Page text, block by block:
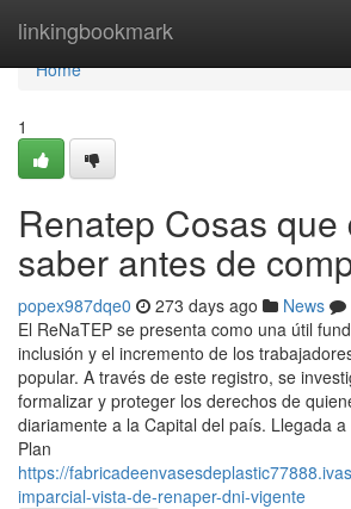
linkingbookmark
Home
Home
1
Renatep Cosas que
saber antes de
popex987dqe0 273 days ago News
El⁣ ReNaTEP se presenta como ‍una ⁣útil
inclusión y el incremento de los
popular. ⁣A través de este registro,⁣ se
formalizar y proteger los derechos de
diariamente a la Capital del país. Llegada
Plan
https://
imparcial-vista-de-renaper-dni-vigente